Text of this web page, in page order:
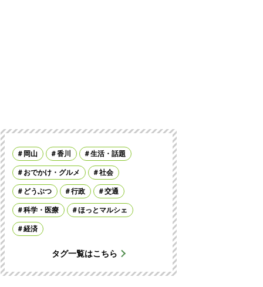
岡山 香川 生活・話題
おでかけ・グルメ 社会
どうぶつ 行政 交通
科学・医療 ほっとマルシェ
経済
タグ一覧はこちら